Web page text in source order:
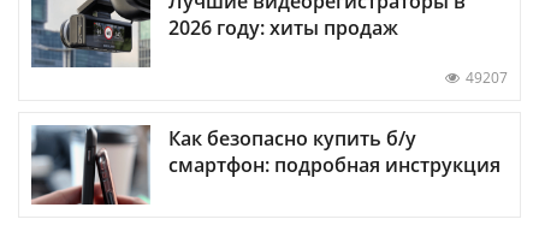
2026 году: хиты продаж
49207
Как безопасно купить б/у
смартфон: подробная инструкция